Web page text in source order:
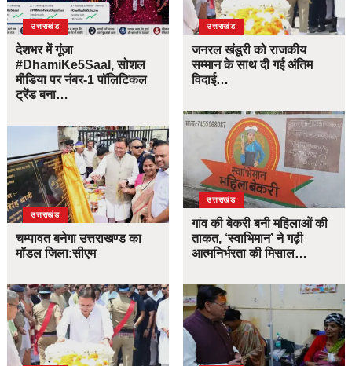
उत्तराखंड
देशभर में गूंजा
#DhamiKe5Saal, सोशल
मीडिया पर नंबर-1 पॉलिटिकल
ट्रेंड बना…
उत्तराखंड
चम्पावत बनेगा उत्तराखण्ड का
मॉडल जिला:सीएम
उत्तराखंड
जनरल खंडूरी को राजकीय
सम्मान के साथ दी गई अंतिम
विदाई…
उत्तराखंड
गांव की बेकरी बनी महिलाओं की
ताकत, ‘स्वाभिमान’ ने गढ़ी
आत्मनिर्भरता की मिसाल…